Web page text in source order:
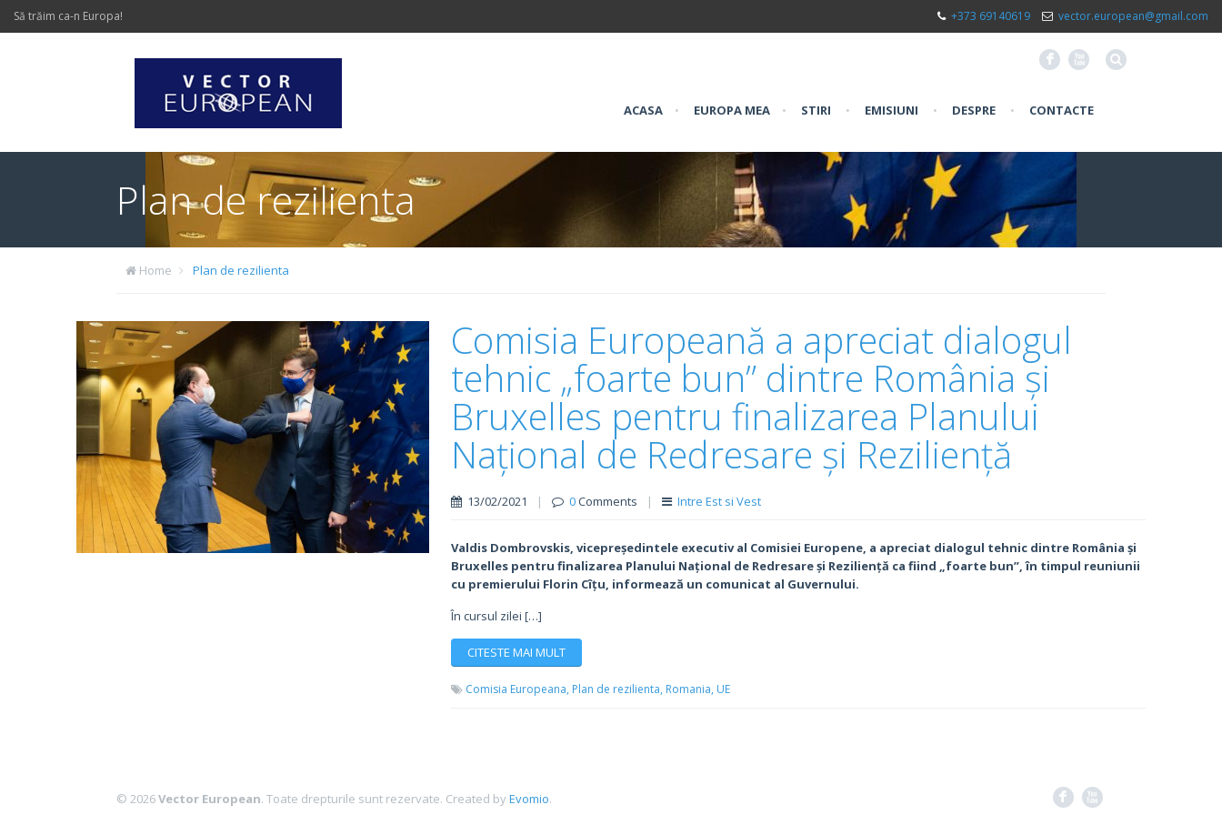
Să trăim ca-n Europa! +373 69140619 vector.european@gmail.com
F X
ACASA • EUROPA MEA • STIRI • EMISIUNI • DESPRE • CONTACTE
Plan de rezilienta
Home Plan de rezilienta
Comisia Europeană a apreciat dialogul
tehnic „foarte bun” dintre România și
Bruxelles pentru finalizarea Planului
Național de Redresare și Reziliență
13/02/2021 | 0Comments | Intre Est si Vest
Valdis Dombrovskis, vicepreședintele executiv al Comisiei Europene, a apreciat dialogul tehnic dintre România și
Bruxelles pentru finalizarea Planului Național de Redresare și Reziliență ca fiind „foarte bun”, în timpul reuniunii
cu premierului Florin Cîțu, informează un comunicat al Guvernului.
În cursul zilei […]
CITESTE MAI MULT
Comisia Europeana, Plan de rezilienta, Romania, UE
© 2026Vector European. Toate drepturile sunt rezervate. Created byEvomio. F X